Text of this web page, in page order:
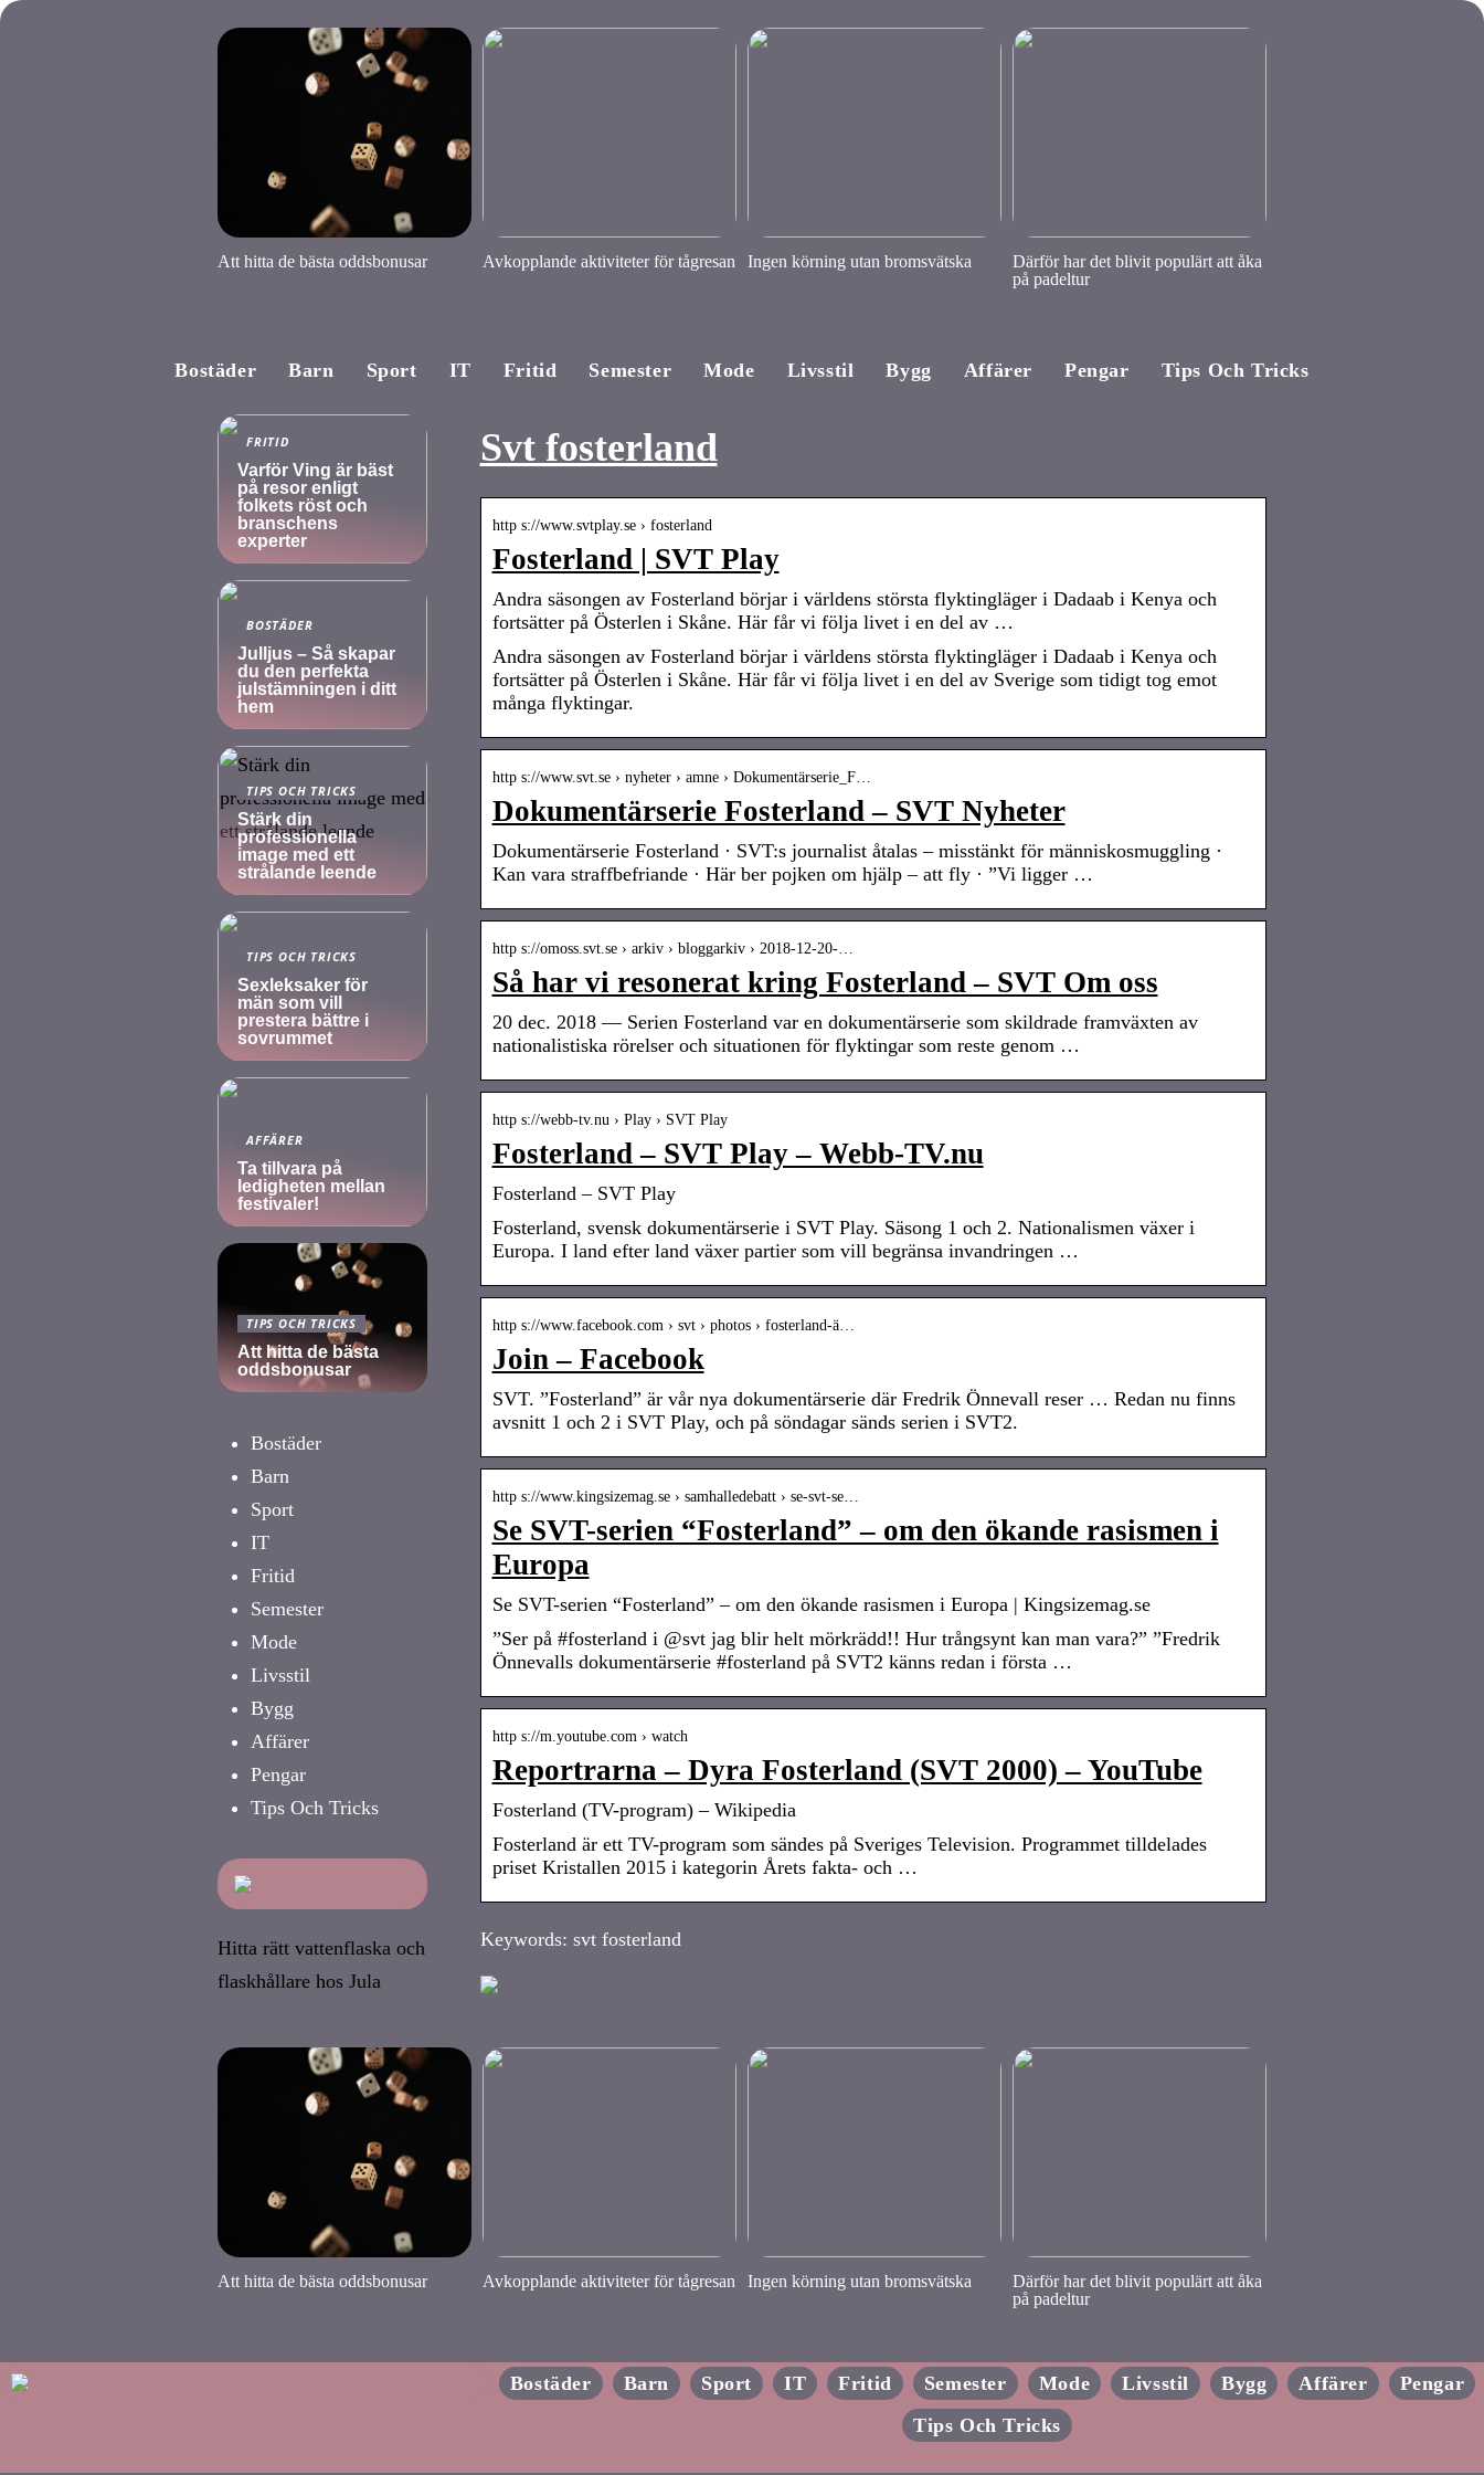
Att hitta de bästa oddsbonusar Avkopplande aktiviteter för tågresan Ingen körning utan bromsvätska
Därför har det blivit populärt att åka
på padeltur
Bostäder Barn Sport IT Fritid Semester Mode Livsstil Bygg Affärer Pengar Tips Och Tricks
Svt fosterland
http s://www.svtplay.se › fosterland
Fosterland | SVT Play
Andra säsongen av Fosterland börjar i världens största flyktingläger i Dadaab i Kenya och
fortsätter på Österlen i Skåne. Här får vi följa livet i en del av …
Andra säsongen av Fosterland börjar i världens största flyktingläger i Dadaab i Kenya och
fortsätter på Österlen i Skåne. Här får vi följa livet i en del av Sverige som tidigt tog emot
många flyktingar.
http s://www.svt.se › nyheter › amne › Dokumentärserie_F…
Dokumentärserie Fosterland – SVT Nyheter
Dokumentärserie Fosterland · SVT:s journalist åtalas – misstänkt för människosmuggling ·
Kan vara straffbefriande · Här ber pojken om hjälp – att fly · ”Vi ligger …
http s://omoss.svt.se › arkiv › bloggarkiv › 2018-12-20-…
Så har vi resonerat kring Fosterland – SVT Om oss
20 dec. 2018 — Serien Fosterland var en dokumentärserie som skildrade framväxten av
nationalistiska rörelser och situationen för flyktingar som reste genom …
http s://webb-tv.nu › Play › SVT Play
Fosterland – SVT Play – Webb-TV.nu
Fosterland – SVT Play
Fosterland, svensk dokumentärserie i SVT Play. Säsong 1 och 2. Nationalismen växer i
Europa. I land efter land växer partier som vill begränsa invandringen …
http s://www.facebook.com › svt › photos › fosterland-ä…
Join – Facebook
SVT. ”Fosterland” är vår nya dokumentärserie där Fredrik Önnevall reser … Redan nu finns
avsnitt 1 och 2 i SVT Play, och på söndagar sänds serien i SVT2.
http s://www.kingsizemag.se › samhalledebatt › se-svt-se…
Se SVT-serien “Fosterland” – om den ökande rasismen i
Europa
Se SVT-serien “Fosterland” – om den ökande rasismen i Europa | Kingsizemag.se
”Ser på #fosterland i @svt jag blir helt mörkrädd!! Hur trångsynt kan man vara?” ”Fredrik
Önnevalls dokumentärserie #fosterland på SVT2 känns redan i första …
http s://m.youtube.com › watch
Reportrarna – Dyra Fosterland (SVT 2000) – YouTube
Fosterland (TV-program) – Wikipedia
Fosterland är ett TV-program som sändes på Sveriges Television. Programmet tilldelades
priset Kristallen 2015 i kategorin Årets fakta- och …
Keywords: svt fosterland
FRITID
Varför Ving är bäst
på resor enligt
folkets röst och
branschens
experter
BOSTÄDER
Julljus – Så skapar
du den perfekta
julstämningen i ditt
hem
TIPS OCH TRICKS
Stärk din
professionella
image med ett
strålande leende
TIPS OCH TRICKS
Sexleksaker för
män som vill
prestera bättre i
sovrummet
AFFÄRER
Ta tillvara på
ledigheten mellan
festivaler!
TIPS OCH TRICKS
Att hitta de bästa
oddsbonusar
Bostäder
Barn
Sport
IT
Fritid
Semester
Mode
Livsstil
Bygg
Affärer
Pengar
Tips Och Tricks
Hitta rätt vattenflaska och
flaskhållare hos Jula
Att hitta de bästa oddsbonusar Avkopplande aktiviteter för tågresan Ingen körning utan bromsvätska
Därför har det blivit populärt att åka
på padeltur
Bostäder Barn Sport IT Fritid Semester Mode Livsstil Bygg Affärer
Pengar
Tips Och Tricks